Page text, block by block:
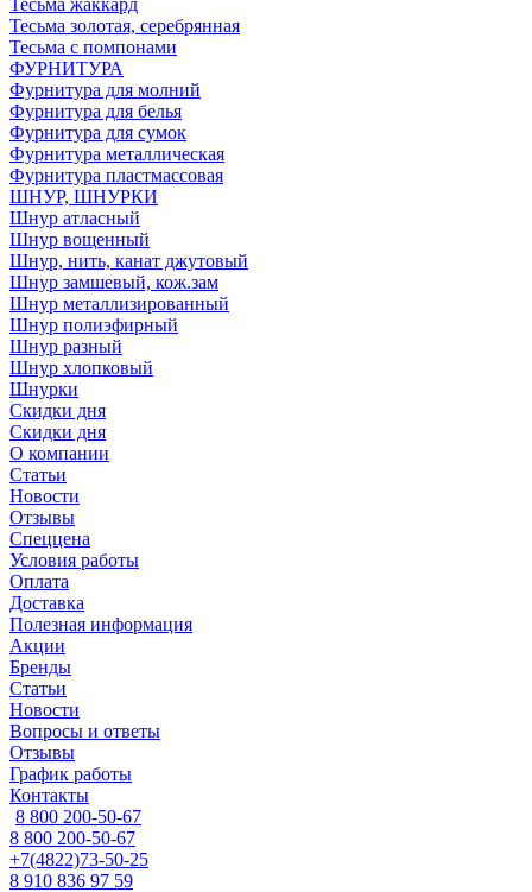
Тесьма жаккард
Тесьма золотая, серебрянная
Тесьма с помпонами
ФУРНИТУРА
Фурнитура для молний
Фурнитура для белья
Фурнитура для сумок
Фурнитура металлическая
Фурнитура пластмассовая
ШНУР, ШНУРКИ
Шнур атласный
Шнур вощенный
Шнур, нить, канат джутовый
Шнур замшевый, кож.зам
Шнур металлизированный
Шнур полиэфирный
Шнур разный
Шнур хлопковый
Шнурки
Скидки дня
Скидки дня
О компании
Статьи
Новости
Отзывы
Спеццена
Условия работы
Оплата
Доставка
Полезная информация
Акции
Бренды
Статьи
Новости
Вопросы и ответы
Отзывы
График работы
Контакты
8 800 200-50-67
8 800 200-50-67
+7(4822)73-50-25
8 910 836 97 59